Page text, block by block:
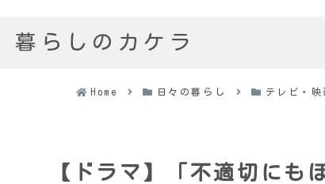
暮らしのカケラ
Home 日々の暮らし テレビ・映
【ドラマ】「不適切にも